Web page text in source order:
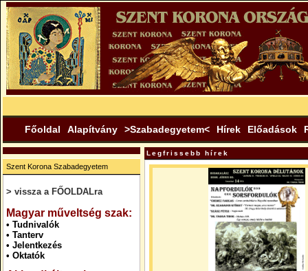
Főoldal Alapítvány >Szabadegyetem< Hírek Előadások
Szent Korona Szabadegyetem
> vissza a FŐOLDALra
Magyar műveltség szak:
• Tudnivalók
• Tanterv
• Jelentkezés
• Oktatók
Legfrissebb hírek